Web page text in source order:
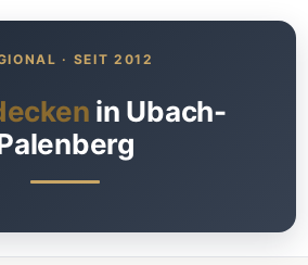
meine neue
sofort sehen
in Ubach-